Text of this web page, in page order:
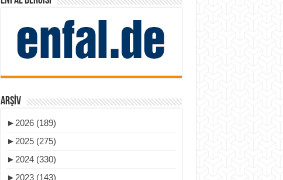
ARŞIV
► 2026 (189)
► 2025 (275)
► 2024 (330)
► 2023 (143)